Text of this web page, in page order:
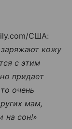
США:
кожу
с этим
придает
очень
мам,
на сон!»